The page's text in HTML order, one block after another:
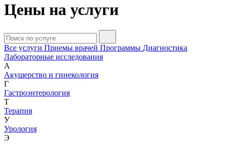
Цены на услуги
Все услуги Приемы врачей Программы Диагностика
Лабораторные исследования
А
Акушерство и гинекология
Г
Гастроэнтерология
Т
Терапия
У
Урология
Э